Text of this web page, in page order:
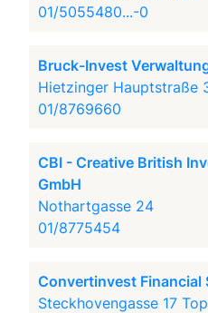
01/5055480...-0
Bruck-Invest
Hietzinger Hauptstraße
01/8769660
CBI - Creative British
GmbH
Nothartgasse 24
01/8775454
Convertinvest Financial
Steckhovengasse 17